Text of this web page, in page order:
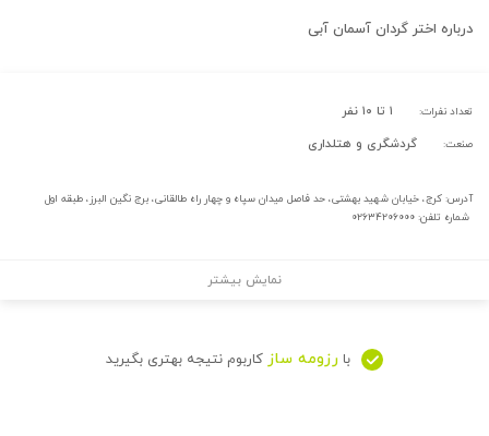
درباره اختر گردان آسمان آبی
تعداد نفرات: ۱ تا ۱۰ نفر
صنعت: گردشگری و هتلداری
آدرس: کرج، خیابان شهید بهشتی، حد فاصل میدان سپاه و چهار راه طالقانی، برج نگین البرز، طبقه اول
شماره تلفن: ۰۲۶۳۴۲۰۶۰۰۰
نمایش بیشتر
با رزومه ساز کاربوم نتیجه بهتری بگیرید